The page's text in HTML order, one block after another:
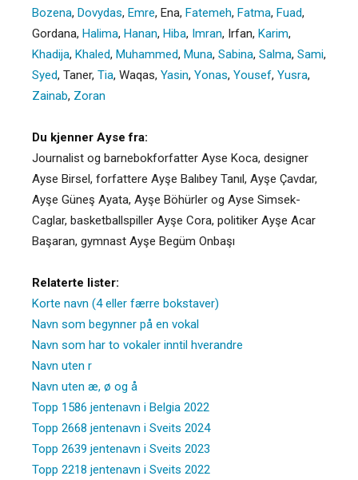
Bozena, Dovydas, Emre, Ena, Fatemeh, Fatma, Fuad,
Gordana, Halima, Hanan, Hiba, Imran, Irfan, Karim,
Khadija, Khaled, Muhammed, Muna, Sabina, Salma, Sami,
Syed, Taner, Tia, Waqas, Yasin, Yonas, Yousef, Yusra,
Zainab, Zoran
Du kjenner Ayse fra:
Journalist og barnebokforfatter Ayse Koca, designer
Ayse Birsel, forfattere Ayşe Balıbey Tanıl, Ayşe Çavdar,
Ayşe Güneş Ayata, Ayşe Böhürler og Ayse Simsek-
Caglar, basketballspiller Ayşe Cora, politiker Ayşe Acar
Başaran, gymnast Ayşe Begüm Onbaşı
Relaterte lister:
Korte navn (4 eller færre bokstaver)
Navn som begynner på en vokal
Navn som har to vokaler inntil hverandre
Navn uten r
Navn uten æ, ø og å
Topp 1586 jentenavn i Belgia 2022
Topp 2668 jentenavn i Sveits 2024
Topp 2639 jentenavn i Sveits 2023
Topp 2218 jentenavn i Sveits 2022